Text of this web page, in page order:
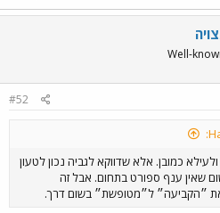
Well-
#52
כמובן. אלא שדווקא לגביה נכון לטעון
שאין ענף ספורט בתחום. אבל זה
״הקביעה״ ל״מטופשת״ בשום דרך.